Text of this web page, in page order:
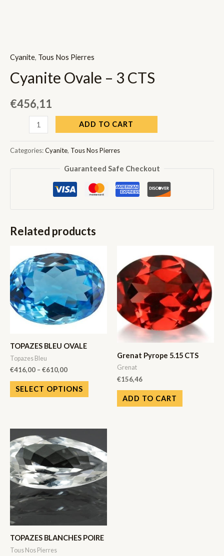
Cyanite, Tous Nos Pierres
Cyanite Ovale – 3 CTS
€456,11
-
ADD TO CART
Categories:Cyanite, Tous Nos Pierres
Guaranteed Safe Checkout
Related products
TOPAZES BLEU OVALE
Topazes Bleu
€416,00 – €610,00
SELECT OPTIONS
Grenat Pyrope 5.15 CTS
Grenat
€156,46
ADD TO CART
TOPAZES BLANCHES POIRE
Tous Nos Pierres